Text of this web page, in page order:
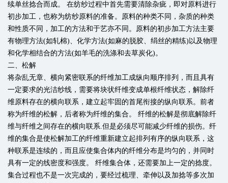
续单丝捻合而成。 在纺纱过程中首先需要清除杂疵，即对原料进行
初步加工，也称为纺纱原料的准备。原料的种类不同，杂质的种类
和性质不同，加工的方法和于艺亦不同。原料的初步加工方法主要
有物理方法(如轧棉)、化学方法(如麻的脱胶、绢丝的精练)以及物理
和化学相结合的方法(如羊毛的洗涤和去草炭化)。
二、松解
将杂乱无章、横向紧密联系的纤维加工成纵向顺序排列，而且具有
一定要求的光洁纱线，需要将块状纤维变成单根纤维状态，解除纤
维原料存在的横向联系，建立起牢固的首尾衔接的纵向联系。前者
称为纤维的松解，后者称为纤维的集合。 纤维的松解是彻底解除纤
维与纤维之间存在的横向联系.但是必须尽可能减少纤维的损伤。纤
维的集合是使松解加工的纤维重新建立起排列有序的纵向联系，这
种联系是连续的，而且应使集合体内的纤维分布是均匀的，并同时
具有一定的线密度和强度。 纤维集合体，还需要加上一定的捻度。
集合过程也不是一次完成的，要经过梳理、牵伸以及加捻等多次加